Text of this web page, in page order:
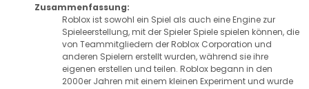
Zusammenfassung:
Roblox ist sowohl ein Spiel als auch eine Engine zur
Spieleerstellung, mit der Spieler Spiele spielen können, die
von Teammitgliedern der Roblox Corporation und
anderen Spielern erstellt wurden, während sie ihre
eigenen erstellen und teilen. Roblox begann in den
2000er Jahren mit einem kleinen Experiment und wurde